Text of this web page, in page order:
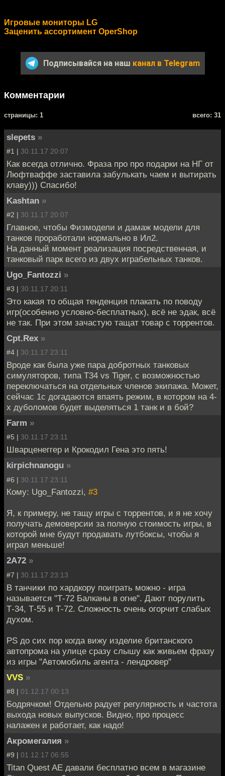
Игровые мониторы LG
Заценить ассортимент OperShop
Подписывайся на наш канал в Telegram
Комментарии
cтраницы: 1 всего: 31
slepets »
#1 | 30.11.17 20:07
Как всегда отлично. Фраза про про подарки на НГ от
Люфтваффе заставила забулькать чаем и вытирать
клаву))) Спасибо!
Kashtan »
#2 | 30.11.17 20:07
Главное, чтобы Физмодели и дамаж модели для
танков проработали нормально в Ил2.
На данный момент реализация посредственная, и
танковый парк всего из двух играбельных танков.
Ugo_Fantozzi »
#3 | 30.11.17 20:11
Это какая то общая тенденция плакать по поводу
игр(особенно условно-бесплатных), всё не эдак, всё
не так. При этом зачастую тащат товар с торрентов.
Cpt.Rex »
#4 | 30.11.17 23:11
Вроде как была уже пара добротных танковых
симуляторов, типа Т34 vs Tiger, с возможностью
переключаться на отдельных членов экипажа. Может,
сейчас 1с догадаются впаять режим, в котором на 4-
х дуболомов будет выделяться 1 танк и в бой?
Farm »
#5 | 30.11.17 23:11
Шварценеггер и Крокодил Гена это пять!
kirpichnanogu »
#6 | 30.11.17 23:11
Кому: Ugo_Fantozzi, #3
Я, к примеру, не тащу игры с торрентов, и я не хочу
получать демоверсии за полную стоимость игры, в
которой мне будут продавать лутбоксы, чтобы я
играл меньше!
2A72 »
#7 | 30.11.17 23:13
В танчики по хардкору поиграть можно - игра
называется "Т-72 Балканы в огне". Дают порулить
Т-34, Т-55 и Т-72. Сложность очень огорчит слабых
духом.
PS до сих пор когда вижу изделие британского
автопрома на улице сразу слышу как живьем фразу
из игры "Автомобиль агента - лендровер"
VVS »
#8 | 01.12.17 00:13
Бодрячком! Отдельно радует регулярность и частота
выхода новых выпусков. Видно, про процесс
налажен и работает, как надо!
Акромегалия »
#9 | 01.12.17 06:55
Titan Quest AE давали бесплатно всем в магазине